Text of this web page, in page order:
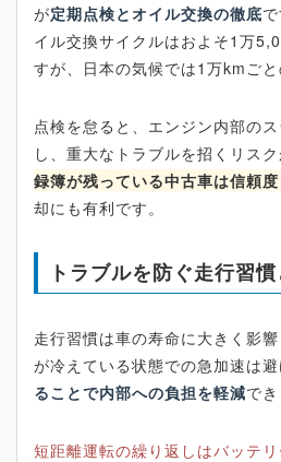
が定期点検とオイル交換の徹底
イル交換サイクルはおよそ1万
すが、日本の気候では1万kmごと
点検を怠ると、エンジン内部の
し、重大なトラブルを招くリスク
録簿が残っている中古車は信頼
却にも有利です。
トラブルを防ぐ走行習
走行習慣は車の寿命に大きく影
が冷えている状態での急加速は避
ることで内部への負担を軽減でき
短距離運転の繰り返しはバッテ